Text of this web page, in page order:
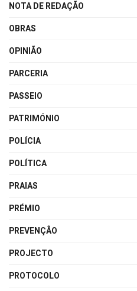
NOTA DE REDAÇÃO
OBRAS
OPINIÃO
PARCERIA
PASSEIO
PATRIMÓNIO
POLÍCIA
POLÍTICA
PRAIAS
PRÉMIO
PREVENÇÃO
PROJECTO
PROTOCOLO